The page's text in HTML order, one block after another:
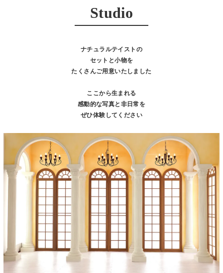
Studio
ナチュラルテイストの
セットと小物を
たくさんご用意いたしました
ここから生まれる
感動的な写真と非日常を
ぜひ体験してください